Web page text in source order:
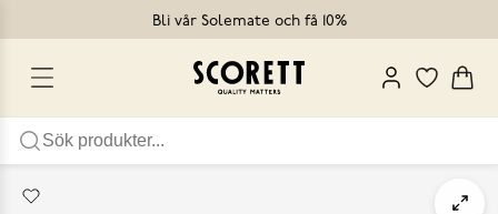
Bli vår Solemate och få 10%